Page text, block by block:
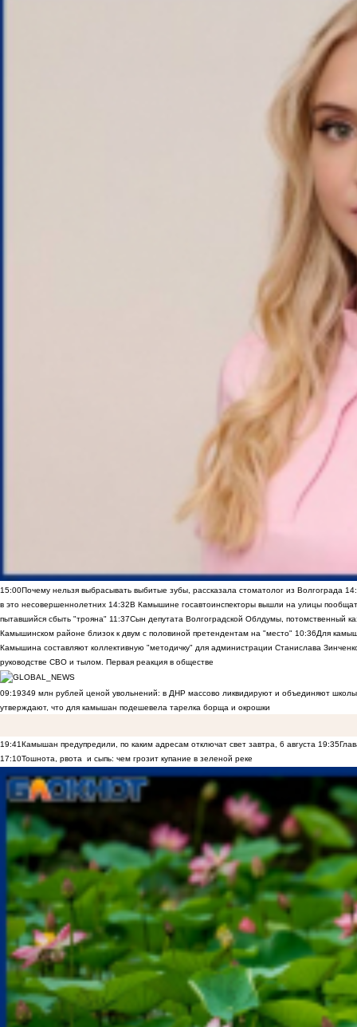
15:00Почему нельзя выбрасывать выбитые зубы, рассказала стоматолог из Волгограда
в это несовершеннолетних 14:32В Камышине госавтоинспекторы вышли на улицы
пытавшийся сбыть "трояна" 11:37Сын депутата Волгоградской Облдумы, потомственный
Камышинском районе близок к двум с половиной претендентам на "место" 10:36Для
Камышина составляют коллективную "методичку" для администрации Станислава
руководстве СВО и тылом. Первая реакция в обществе
09:19349 млн рублей ценой увольнений: в ДНР массово ликвидируют и объединяют
утверждают, что для камышан подешевела тарелка борща и окрошки
19:41Камышан предупредили, по каким адресам отключат свет завтра, 6 августа 19:35
17:10Тошнота, рвота и сыпь: чем грозит купание в зеленой реке